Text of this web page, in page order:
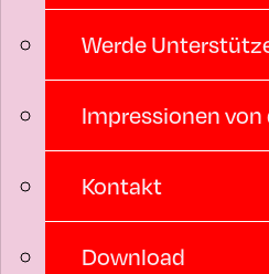
Werde
Impressionen
Kontakt
Download